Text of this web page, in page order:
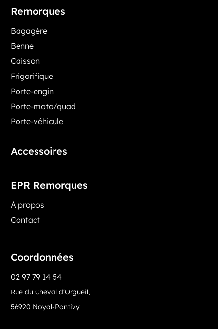
Remorques
Bagagère
Benne
Caisson
Frigorifique
Porte-engin
Porte-moto/quad
Porte-véhicule
Accessoires
EPR Remorques
À propos
Contact
Coordonnées
02 97 79 14 54
Rue du Cheval d’Orgueil,
56920 Noyal-Pontivy